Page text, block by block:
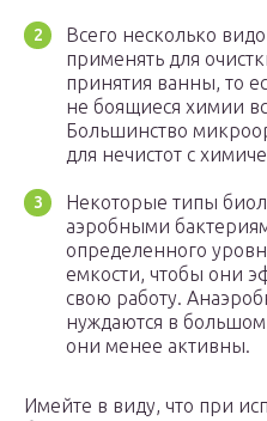
Всего несколько
применять для
принятия ванны, то
не боящиеся химии
Большинство
для нечистот с
Некоторые типы
аэробными
определенного
емкости, чтобы они
свою работу.
нуждаются в
они менее активны.
Имейте в виду, что при